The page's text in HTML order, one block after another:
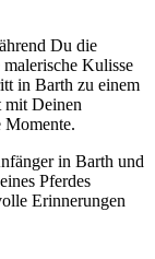
Du die
Kulisse
in Barth zu einem
mit Deinen
Momente.
in Barth und
Pferdes
Erinnerungen